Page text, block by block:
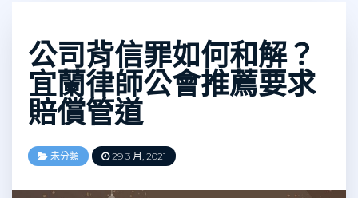
公司背信罪如何和解？
宜蘭律師公會推薦要求
賠償管道
未分類 29 3 月, 2021